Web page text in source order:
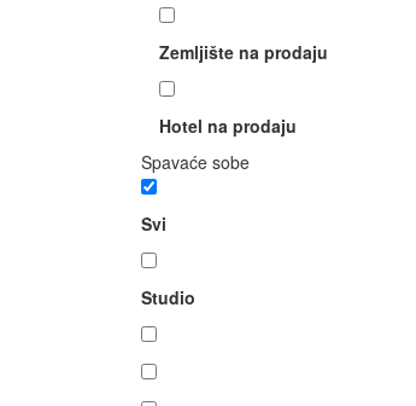
Zemljište na prodaju
Hotel na prodaju
Spavaće sobe